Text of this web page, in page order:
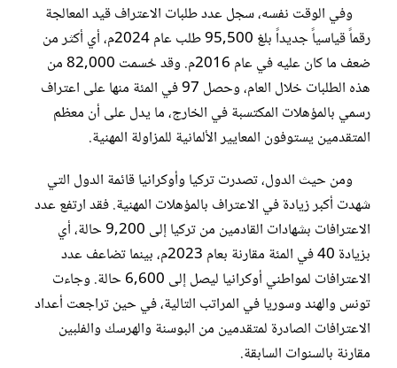
وفي الوقت نفسه، سجل عدد طلبات الاعتراف قيد المعالجة
رقماً قياسياً جديداً بلغ 95,500 طلب عام 2024م، أي أكثر من
ضعف ما كان عليه في عام 2016م. وقد حُسمت 82,000 من
هذه الطلبات خلال العام، وحصل 97 في المئة منها على اعتراف
رسمي بالمؤهلات المكتسبة في الخارج، ما يدل على أن معظم
المتقدمين يستوفون المعايير الألمانية للمزاولة المهنية.
ومن حيث الدول، تصدرت تركيا وأوكرانيا قائمة الدول التي
شهدت أكبر زيادة في الاعتراف بالمؤهلات المهنية. فقد ارتفع عدد
الاعترافات بشهادات القادمين من تركيا إلى 9,200 حالة، أي
بزيادة 40 في المئة مقارنة بعام 2023م، بينما تضاعف عدد
الاعترافات لمواطني أوكرانيا ليصل إلى 6,600 حالة. وجاءت
تونس والهند وسوريا في المراتب التالية، في حين تراجعت أعداد
الاعترافات الصادرة لمتقدمين من البوسنة والهرسك والفلبين
مقارنة بالسنوات السابقة.